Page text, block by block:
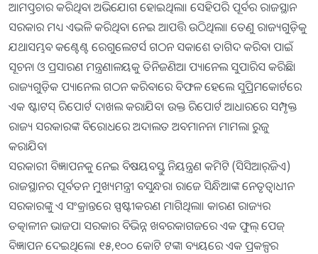
ଆମତ୍ପ୍ରଚାର କରିଥିବା ଅଭିଯୋଗ ହୋଇଥିଲା। ସେହିପରି ପୂର୍ବର ରାଜସ୍ଥାନ
ସରକାର ମଧ୍ୟ ଏଭଳି କରିଥିବା ନେଇ ଆପତ୍ତି ଉଠିଥିଲା। ତେଣୁ ରାଜ୍ୟଗୁଡ଼ିକୁ
ଯଥାସମ୍ଭବ କଣ୍ଟେଣ୍ଟ ରେଗୁଲେଟର୍ସ ଗଠନ ସକାଶେ ତାଗିଦ କରିବା ପାଇଁ
ସୂଚନା ଓ ପ୍ରସାରଣ ମନ୍ତ୍ରଣାଳୟକୁ ତିନିଜଣିଆ ପ୍ୟାନେଲ ସୁପାରିସ କରିଛି।
ରାଜ୍ୟଗୁଡ଼ିକ ପ୍ୟାନେଲ ଗଠନ କରିବାରେ ବିଫଳ ହେଲେ ସୁପ୍ରିମକୋର୍ଟରେ
ଏକ ଷ୍ଟାଟସ୍‌ ରିପୋର୍ଟ ଦାଖଲ କରାଯିବ। ଉକ୍ତ ରିପୋର୍ଟ ଆଧାରରେ ସମ୍ପୃକ୍ତ
ରାଜ୍ୟ ସରକାରଙ୍କ ବିରୋଧରେ ଅଦାଲତ ଅବମାନନା ମାମଲା ରୁଜୁ
କରାଯିବ।
ସରକାରୀ ବିଜ୍ଞାପନକୁ ନେଇ ବିଷୟବସ୍ତୁ ନିୟନ୍ତ୍ରଣ କମିଟି (ସିସିଆର୍‌ଜିଏ)
ରାଜସ୍ଥାନର ପୂର୍ବତନ ମୁଖ୍ୟମନ୍ତ୍ରୀ ବସୁନ୍ଧରା ରାଜେ ସିନ୍ଧିଆଙ୍କ ନେତୃତ୍ୱାଧୀନ
ସରକାରଙ୍କୁ ଏ ସଂକ୍ରାନ୍ତରେ ସ୍ପଷ୍ଟୀକରଣ ମାଗିଥିଲା। କାରଣ ରାଜ୍ୟର
ତତ୍କାଳୀନ ଭାଜପା ସରକାର ବିଭିନ୍ନ ଖବରକାଗଜରେ ଏକ ଫୁଲ୍‌ ପେଜ୍‌
ବିଜ୍ଞାପନ ଦେଇଥିଲେ। ୧୫,୧୦୦ କୋଟି ଟଙ୍କା ବ୍ୟୟରେ ଏକ ପ୍ରକଳ୍ପର